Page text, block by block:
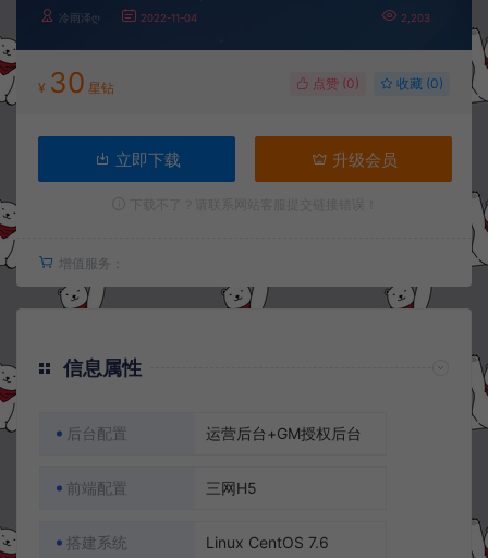
冷雨泽ღ 2022-11-04 2,203
¥ 30 星钻 点赞 (0) 收藏 (0)
立即下载 升级会员
增值服务：
信息属性
后台配置 运营后台+GM授权后台
前端配置 三网H5
搭建系统 Linux CentOS 7.6